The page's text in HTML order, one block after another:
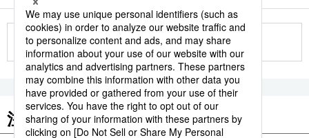
もっと見る
注目のキーワード